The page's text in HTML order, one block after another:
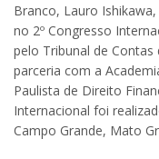
Branco, Lauro
no 2º Congresso
pelo Tribunal de
parceria com a
Paulista de Direito
Internacional foi
Campo Grande, Mato